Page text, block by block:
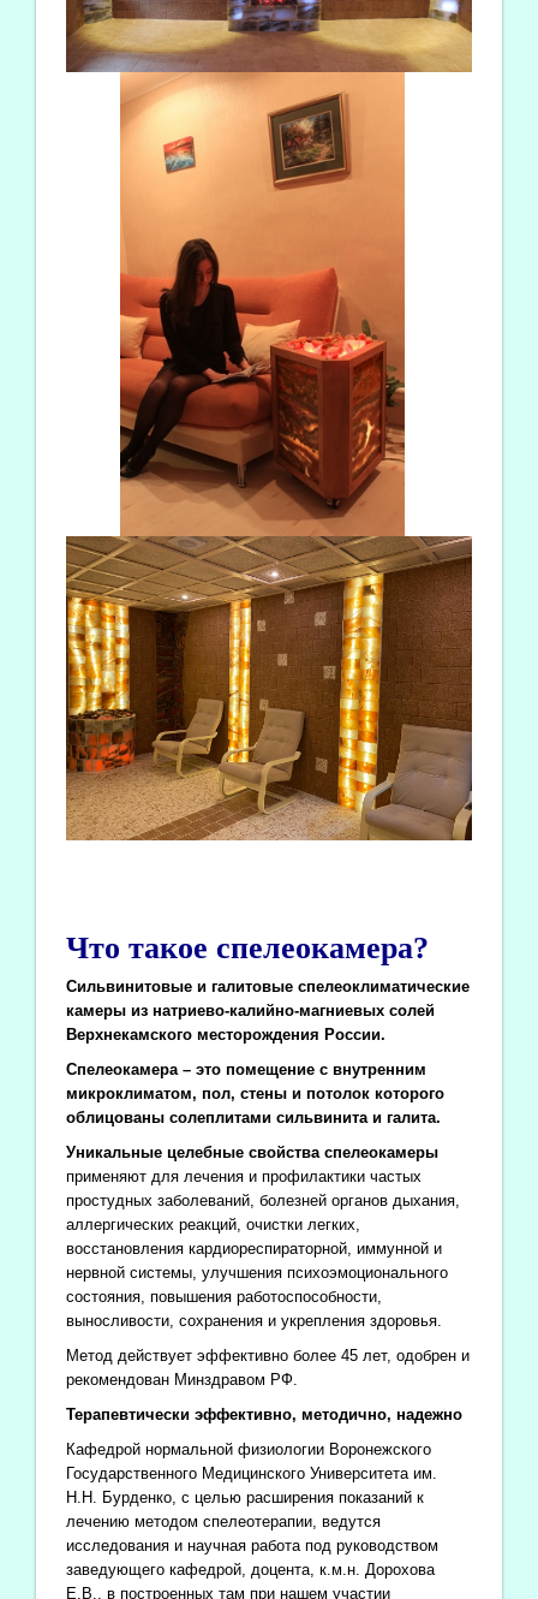
Что такое спелеокамера?
Сильвинитовые и галитовые спелеоклиматические
камеры из натриево-калийно-магниевых солей
Верхнекамского месторождения России.
Спелеокамера – это помещение с внутренним
микроклиматом, пол, стены и потолок которого
облицованы солеплитами сильвинита и галита.
Уникальные целебные свойства спелеокамеры
применяют для лечения и профилактики частых
простудных заболеваний, болезней органов дыхания,
аллергических реакций, очистки легких,
восстановления кардиореспираторной, иммунной и
нервной системы, улучшения психоэмоционального
состояния, повышения работоспособности,
выносливости, сохранения и укрепления здоровья.
Метод действует эффективно более 45 лет, одобрен и
рекомендован Минздравом РФ.
Терапевтически эффективно, методично, надежно
Кафедрой нормальной физиологии Воронежского
Государственного Медицинского Университета им.
Н.Н. Бурденко, с целью расширения показаний к
лечению методом спелеотерапии, ведутся
исследования и научная работа под руководством
заведующего кафедрой, доцента, к.м.н. Дорохова
Е.В., в построенных там при нашем участии